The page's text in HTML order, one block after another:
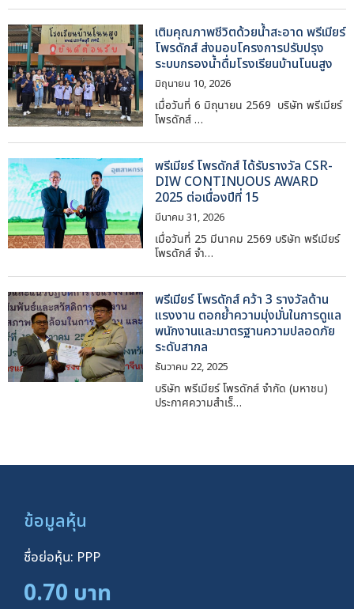
เติมคุณภาพชีวิตด้วยน้ำสะอาด พรีเมียร์
โพรดักส์ ส่งมอบโครงการปรับปรุง
ระบบกรองน้ำดื่มโรงเรียนบ้านโนนสูง
มิถุนายน 10, 2026
เมื่อวันที่ 6 มิถุนายน 2569 บริษัท พรีเมียร์
โพรดักส์ …
พรีเมียร์ โพรดักส์ ได้รับรางวัล CSR-
DIW CONTINUOUS AWARD
2025 ต่อเนื่องปีที่ 15
มีนาคม 31, 2026
เมื่อวันที่ 25 มีนาคม 2569 บริษัท พรีเมียร์
โพรดักส์ จำ…
พรีเมียร์ โพรดักส์ คว้า 3 รางวัลด้าน
แรงงาน ตอกย้ำความมุ่งมั่นในการดูแล
พนักงานและมาตรฐานความปลอดภัย
ระดับสากล
ธันวาคม 22, 2025
บริษัท พรีเมียร์ โพรดักส์ จำกัด (มหาชน)
ประกาศความสำเร็…
ข้อมูลหุ้น
ชื่อย่อหุ้น: PPP
0.70 บาท